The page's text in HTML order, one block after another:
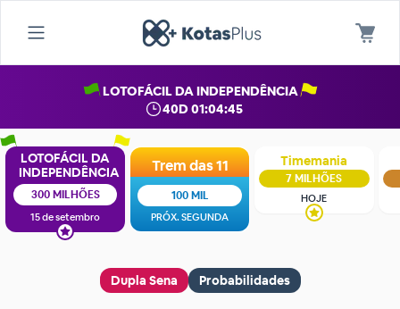
LOTOFÁCIL DA INDEPENDÊNCIA
40D 01:04:44
LOTOFÁCIL DA
INDEPENDÊNCIA
300 MILHÕES
15 de setembro
Trem das 11
100 MIL
PRÓX. SEGUNDA
Timemania
7 MILHÕES
HOJE
Dupla Sena Probabilidades